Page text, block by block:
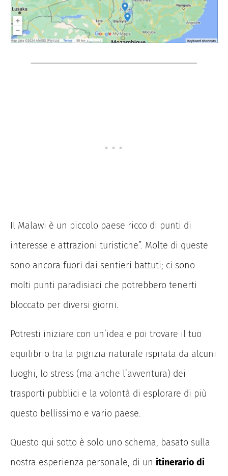
Il Malawi è un piccolo paese ricco di punti di
interesse e attrazioni turistiche”. Molte di queste
sono ancora fuori dai sentieri battuti; ci sono
molti punti paradisiaci che potrebbero tenerti
bloccato per diversi giorni.
Potresti iniziare con un’idea e poi trovare il tuo
equilibrio tra la pigrizia naturale ispirata da alcuni
luoghi, lo stress (ma anche l’avventura) dei
trasporti pubblici e la volontà di esplorare di più
questo bellissimo e vario paese.
Questo qui sotto è solo uno schema, basato sulla
nostra esperienza personale, di un itinerario di